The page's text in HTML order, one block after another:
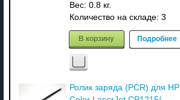
Вес: 0.8 кг.
Количество на складе: 3
В корзину Подробнее
Ролик заряда (PCR) для HP